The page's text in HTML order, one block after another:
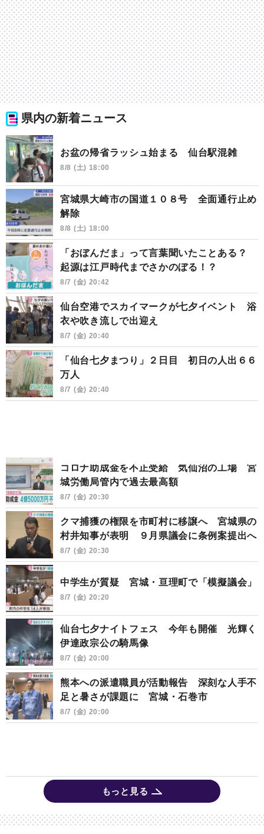
県内の新着ニュース
お盆の帰省ラッシュ始まる 仙台駅混雑
8/8 (土) 18:00
宮城県大崎市の国道１０８号 全面通行止め
解除
8/8 (土) 18:00
「おぼんだま」って言葉聞いたことある？
起源は江戸時代までさかのぼる！？
8/7 (金) 20:42
仙台空港でスカイマークが七夕イベント 浴
衣や吹き流しで出迎え
8/7 (金) 20:40
「仙台七夕まつり」２日目 初日の人出６６
万人
8/7 (金) 20:40
コロナ助成金を不正受給 気仙沼の工場 宮
城労働局管内で過去最高額
8/7 (金) 20:30
クマ捕獲の権限を市町村に移譲へ 宮城県の
村井知事が表明 ９月県議会に条例案提出へ
8/7 (金) 20:30
中学生が質疑 宮城・亘理町で「模擬議会」
8/7 (金) 20:20
仙台七夕ナイトフェス 今年も開催 光輝く
伊達政宗公の騎馬像
8/7 (金) 20:00
熊本への派遣職員が活動報告 深刻な人手不
足と暑さが課題に 宮城・石巻市
8/7 (金) 20:00
もっと見る